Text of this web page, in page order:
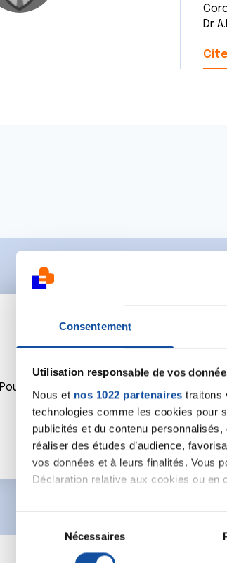
Consentement
Utilisation responsable de vos
Nous et nos 1022 partenaires traitons
technologies comme les cookies pour
publicités et du contenu
réaliser des études d’audience,
vos données et à leurs finalités. Vous
Déclaration relative aux cookies ou en
Si vous le permettez, nous aimerions
Collecter des informations sur
é
Nécessaires
Dr
Pour écrire un commentaire ou lancer
Se